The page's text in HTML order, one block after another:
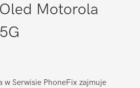
Motorola
Serwisie PhoneFix zajmuje